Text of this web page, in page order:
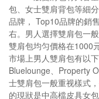
包、女士雙肩背包等細
品牌， Top10品牌的銷
右。男人選擇雙肩包一
雙肩包均匀價格在1000
市場上男人雙肩包有以
Bluelounge、Property
士雙肩包一般重视樣式
的現狀是中高檔皮具女